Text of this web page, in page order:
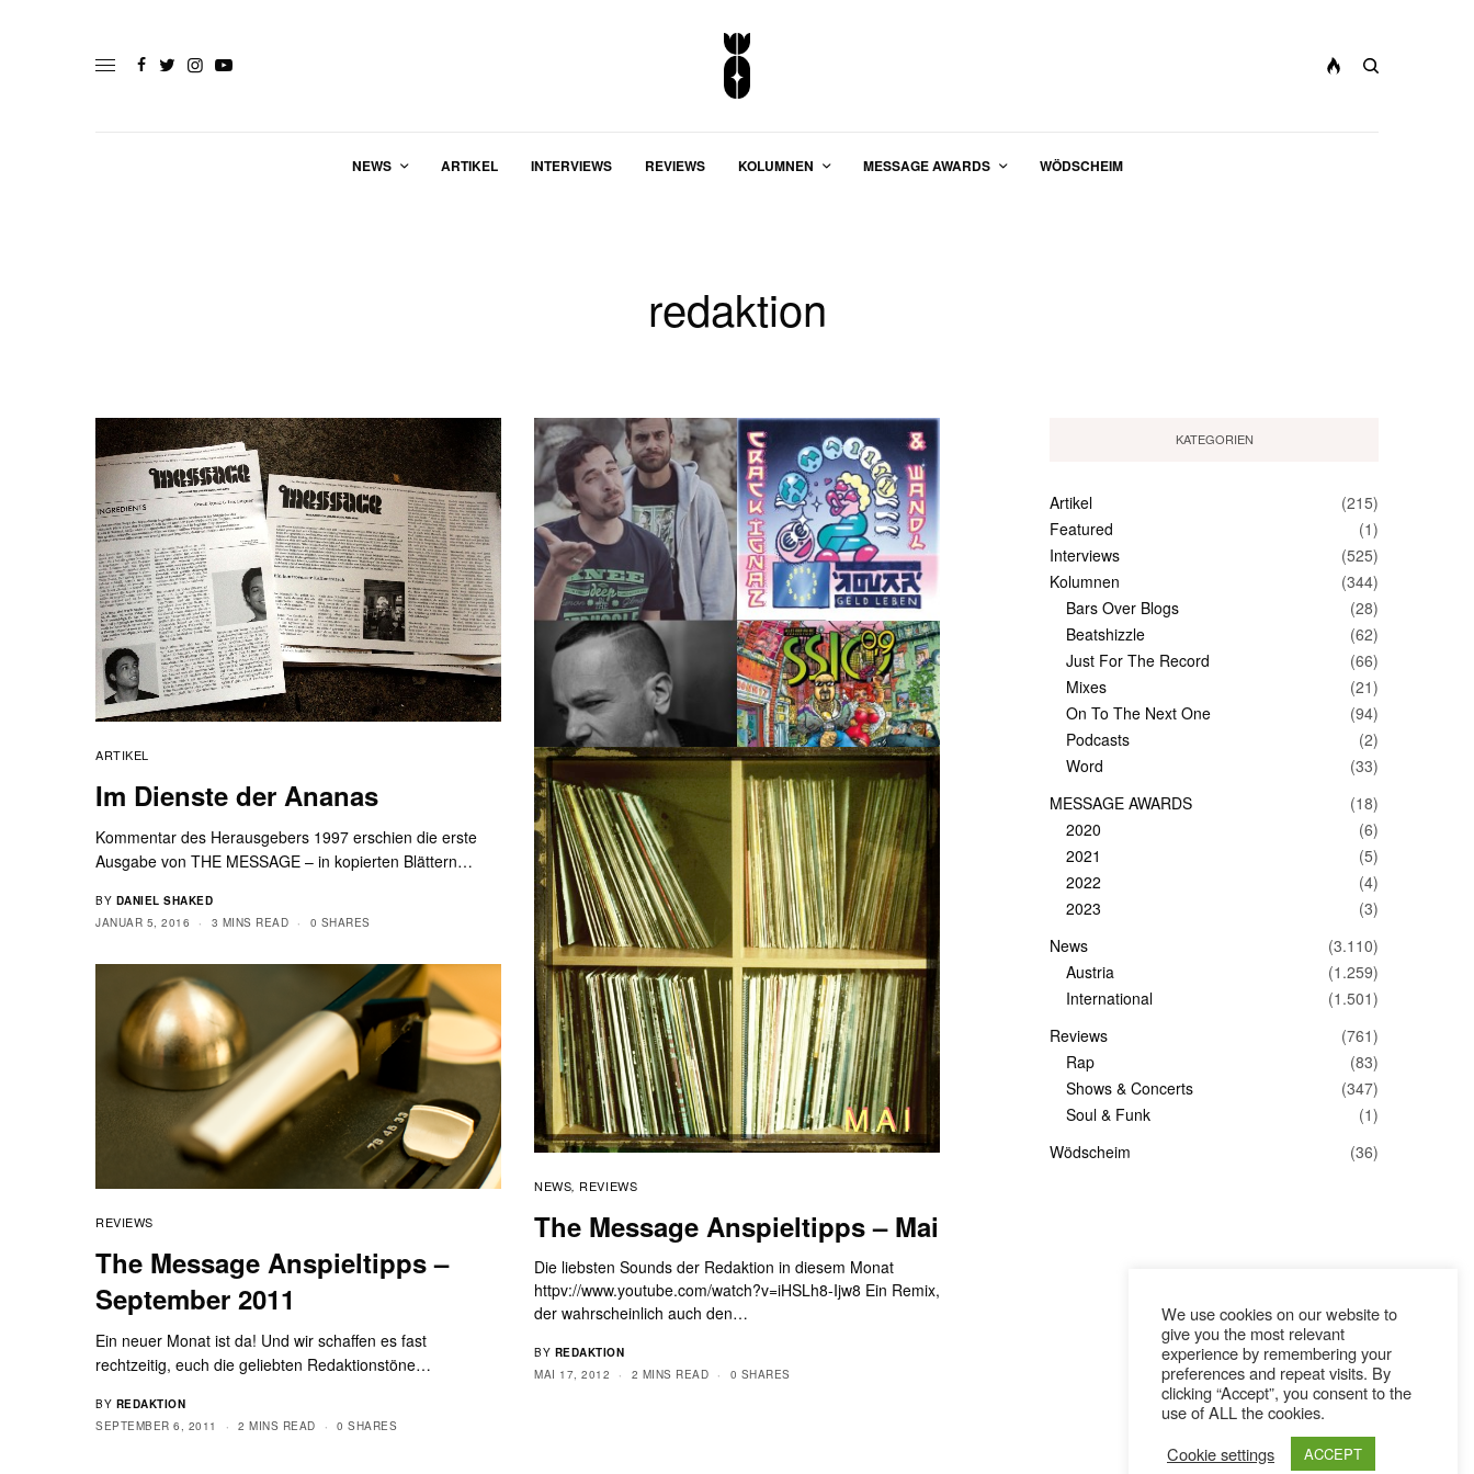
NEWS ARTIKEL INTERVIEWS REVIEWS KOLUMNEN MESSAGE AWARDS WÖDSCHEIM
redaktion
ARTIKEL
Im Dienste der Ananas
Kommentar des Herausgebers 1997 erschien die erste
Ausgabe von THE MESSAGE – in kopierten Blättern…
BY DANIEL SHAKED
JANUAR 5, 2016
3 MINS READ 0 SHARES
ARTIKEL
2016: Jahresvorblick der
Redaktion
Was wir uns 2016 für Rap-Österreich wünschen Zunächst
wünschen wir uns im Rahmen des Jahresvorblicks 2016,
…
BY
EDHARDYGIRL14
JANUAR 4, 2016
12 MINS READ 0 SHARES
NEWS, REVIEWS
The Message Anspieltipps – Mai
Die liebsten Sounds der Redaktion in diesem Monat
httpv://www.youtube.com/watch?v=iHSLh8-Ijw8 Ein Remix,
der wahrscheinlich auch den…
BY REDAKTION
MAI 17, 2012
2 MINS READ 0 SHARES
REVIEWS
The Message Anspieltipps –
September 2011
Ein neuer Monat ist da! Und wir schaffen es fast
rechtzeitig, euch die geliebten Redaktionstöne…
BY REDAKTION
SEPTEMBER 6, 2011
2 MINS READ 0 SHARES
KATEGORIEN
Artikel
(215)
Featured
(1)
Interviews
(525)
Kolumnen
(344)
Bars Over Blogs
(28)
Beatshizzle
(62)
Just For The Record
(66)
Mixes
(21)
On To The Next One
(94)
Podcasts
(2)
Word
(33)
MESSAGE AWARDS
(18)
2020
(6)
2021
(5)
2022
(4)
2023
(3)
News
(3.110)
Austria
(1.259)
International
(1.501)
Reviews
(761)
Rap
(83)
Shows & Concerts
(347)
Soul & Funk
(1)
Wödscheim
(36)
We use cookies on our website to
give you the most relevant
experience by remembering your
preferences and repeat visits. By
clicking “Accept”, you consent to the
use of ALL the cookies.
Cookie settings
ACCEPT